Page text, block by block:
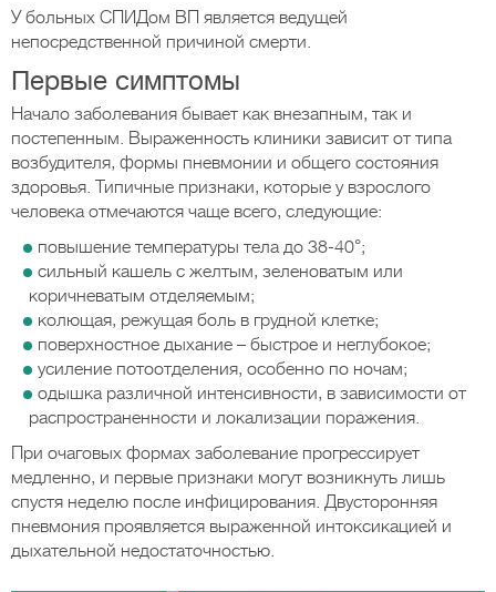
У больных СПИДом ВП является ведущей
непосредственной причиной смерти.
Первые симптомы
Начало заболевания бывает как внезапным, так и
постепенным. Выраженность клиники зависит от типа
возбудителя, формы пневмонии и общего состояния
здоровья. Типичные признаки, которые у взрослого
человека отмечаются чаще всего, следующие:
повышение температуры тела до 38-40°;
сильный кашель с желтым, зеленоватым или
коричневатым отделяемым;
колющая, режущая боль в грудной клетке;
поверхностное дыхание – быстрое и неглубокое;
усиление потоотделения, особенно по ночам;
одышка различной интенсивности, в зависимости от
распространенности и локализации поражения.
При очаговых формах заболевание прогрессирует
медленно, и первые признаки могут возникнуть лишь
спустя неделю после инфицирования. Двусторонняя
пневмония проявляется выраженной интоксикацией и
дыхательной недостаточностью.